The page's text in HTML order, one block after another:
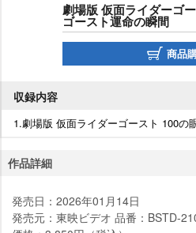
劇場版 仮面ライダーゴ
ゴースト運命の瞬間
商品
収録内容
1.劇場版 仮面ライダーゴースト 100の
作品詳細
発売日：2026年01月14日
発売元：東映ビデオ 品番：BSTD-